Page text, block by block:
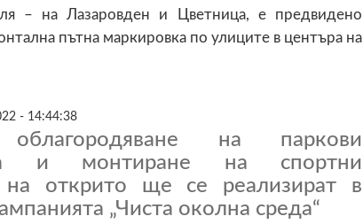
– на Лазаровден и Цветница, е предвидено
пътна маркировка по улиците в центъра на
- 14:44:38
облагородяване на паркови
и монтиране на спортни
на открито ще се реализират в
„Чиста околна среда“